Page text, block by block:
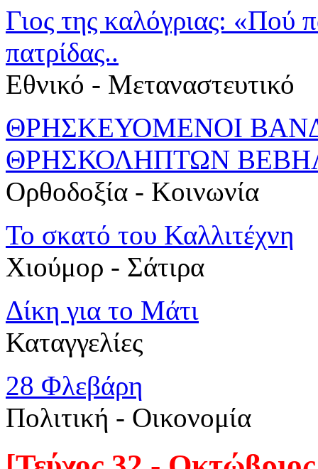
Γιος της καλόγριας: «Πού
πατρίδας..
Εθνικό - Μεταναστευτικό
ΘΡΗΣΚΕΥΟΜΕΝΟΙ
ΘΡΗΣΚΟΛΗΠΤΩΝ
Ορθοδοξία - Κοινωνία
Το σκατό του Καλλιτέχνη
Χιούμορ - Σάτιρα
Δίκη για το Μάτι
Καταγγελίες
28 Φλεβάρη
Πολιτική - Oικονομία